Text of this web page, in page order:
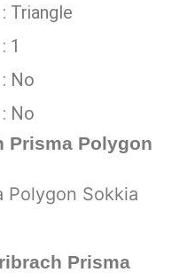
‎ : Triangle
‎ : 1
‎ : No
‎ : No
Prisma Polygon
Polygon Sokkia
Prisma